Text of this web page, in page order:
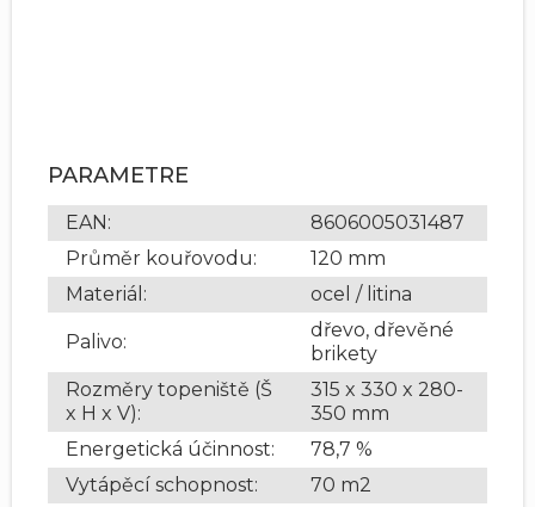
PARAMETRE
EAN:
8606005031487
Průměr kouřovodu:
120 mm
Materiál : ocel / litina
Palivo:
dřevo, dřevěné
brikety
Rozměry topeniště (Š
x H x V):
315 x 330 x 280-
350 mm
Energetická účinnost:
78,7 %
Vytápěcí schopnost:
70 m2